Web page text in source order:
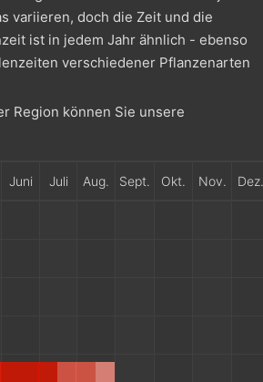
variieren, doch die Zeit und die
ist in jedem Jahr ähnlich - ebenso
verschiedener Pflanzenarten
Region können Sie unsere
Juni Juli Aug. Sept. Okt. Nov. Dez.